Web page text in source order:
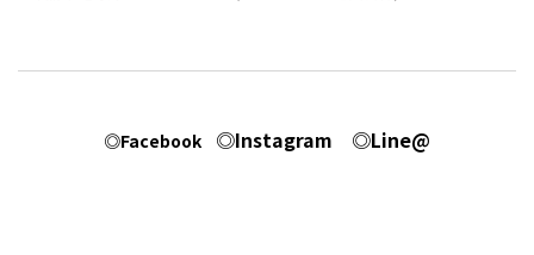
◎Facebook ◎Instagram ◎Line@